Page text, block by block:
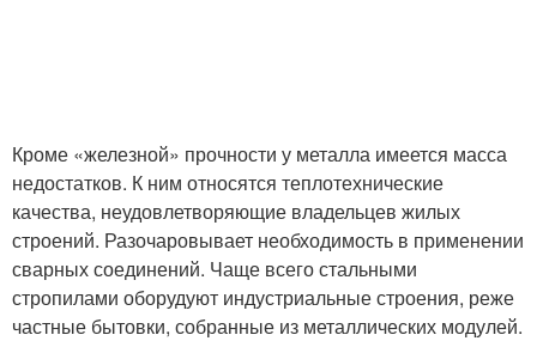
Кроме «железной» прочности у металла имеется масса
недостатков. К ним относятся теплотехнические
качества, неудовлетворяющие владельцев жилых
строений. Разочаровывает необходимость в применении
сварных соединений. Чаще всего стальными
стропилами оборудуют индустриальные строения, реже
частные бытовки, собранные из металлических модулей.